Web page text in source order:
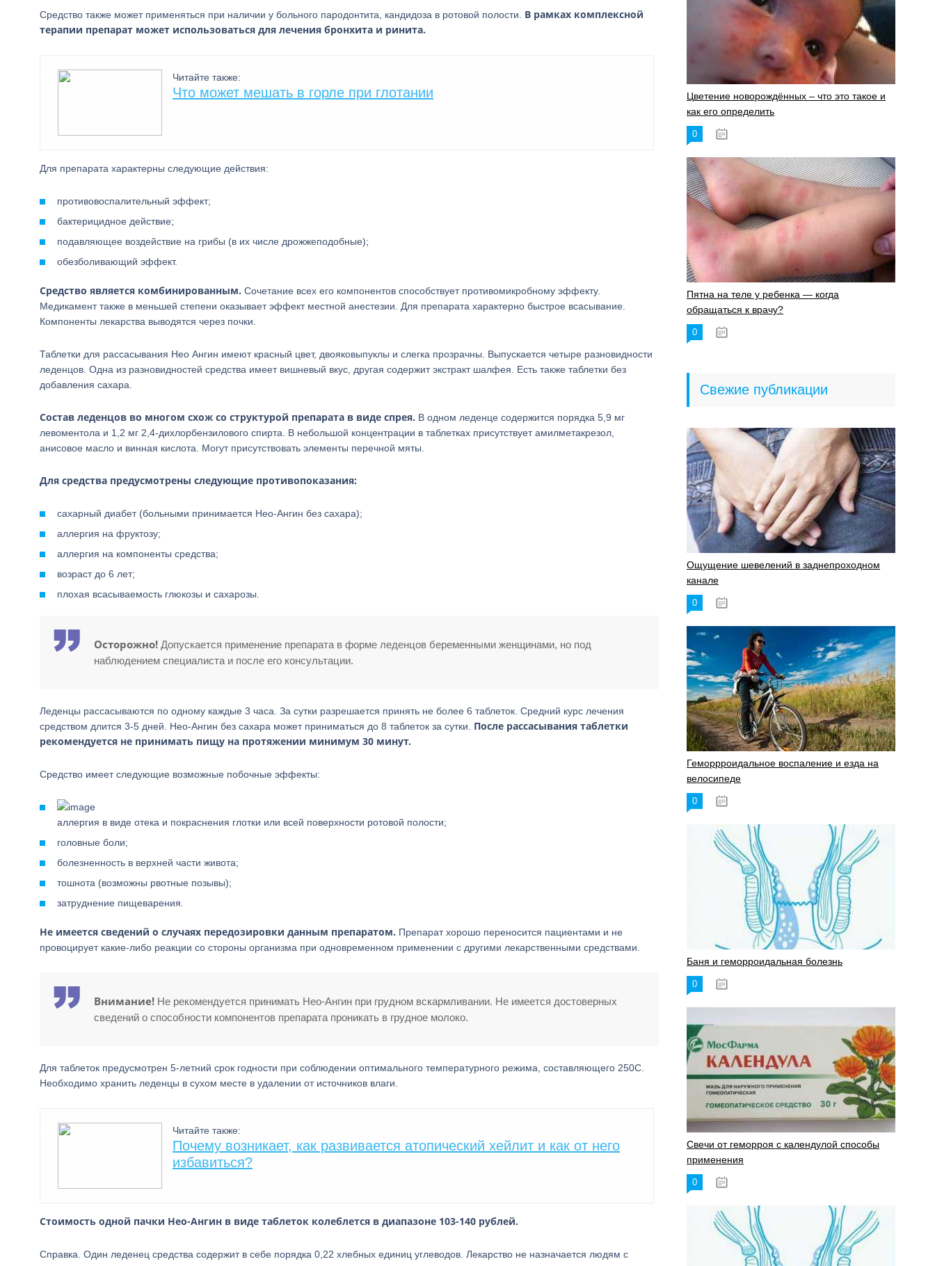
Средство также может применяться при наличии у больного пародонтита, кандидоза в ротовой полости. В рамках комплексной
терапии препарат может использоваться для лечения бронхита и ринита.
Читайте также:
Что может мешать в горле при глотании
Для препарата характерны следующие действия:
противовоспалительный эффект;
бактерицидное действие;
подавляющее воздействие на грибы (в их числе дрожжеподобные);
обезболивающий эффект.
Средство является комбинированным. Сочетание всех его компонентов способствует противомикробному эффекту.
Медикамент также в меньшей степени оказывает эффект местной анестезии. Для препарата характерно быстрое всасывание.
Компоненты лекарства выводятся через почки.
Таблетки для рассасывания Нео Ангин имеют красный цвет, двояковыпуклы и слегка прозрачны. Выпускается четыре разновидности
леденцов. Одна из разновидностей средства имеет вишневый вкус, другая содержит экстракт шалфея. Есть также таблетки без
добавления сахара.
Состав леденцов во многом схож со структурой препарата в виде спрея. В одном леденце содержится порядка 5,9 мг
левоментола и 1,2 мг 2,4-дихлорбензилового спирта. В небольшой концентрации в таблетках присутствует амилметакрезол,
анисовое масло и винная кислота. Могут присутствовать элементы перечной мяты.
Для средства предусмотрены следующие противопоказания:
сахарный диабет (больными принимается Нео-Ангин без сахара);
аллергия на фруктозу;
аллергия на компоненты средства;
возраст до 6 лет;
плохая всасываемость глюкозы и сахарозы.
Осторожно! Допускается применение препарата в форме леденцов беременными женщинами, но под
наблюдением специалиста и после его консультации.
Леденцы рассасываются по одному каждые 3 часа. За сутки разрешается принять не более 6 таблеток. Средний курс лечения
средством длится 3-5 дней. Нео-Ангин без сахара может приниматься до 8 таблеток за сутки. После рассасывания таблетки
рекомендуется не принимать пищу на протяжении минимум 30 минут.
Средство имеет следующие возможные побочные эффекты:
аллергия в виде отека и покраснения глотки или всей поверхности ротовой полости;
головные боли;
болезненность в верхней части живота;
тошнота (возможны рвотные позывы);
затруднение пищеварения.
Не имеется сведений о случаях передозировки данным препаратом. Препарат хорошо переносится пациентами и не
провоцирует какие-либо реакции со стороны организма при одновременном применении с другими лекарственными средствами.
Внимание! Не рекомендуется принимать Нео-Ангин при грудном вскармливании. Не имеется достоверных
сведений о способности компонентов препарата проникать в грудное молоко.
Для таблеток предусмотрен 5-летний срок годности при соблюдении оптимального температурного режима, составляющего 250С.
Необходимо хранить леденцы в сухом месте в удалении от источников влаги.
Читайте также:
Почему возникает, как развивается атопический хейлит и как от него
избавиться?
Стоимость одной пачки Нео-Ангин в виде таблеток колеблется в диапазоне 103-140 рублей.
Справка. Один леденец средства содержит в себе порядка 0,22 хлебных единиц углеводов. Лекарство не назначается людям с
Цветение новорождённых – что это такое и
как его определить
0
Пятна на теле у ребенка — когда
обращаться к врачу?
0
Свежие публикации
Ощущение шевелений в заднепроходном
канале
0
Геморрроидальное воспаление и езда на
велосипеде
0
Баня и геморроидальная болезнь
0
Свечи от геморроя с календулой способы
применения
0